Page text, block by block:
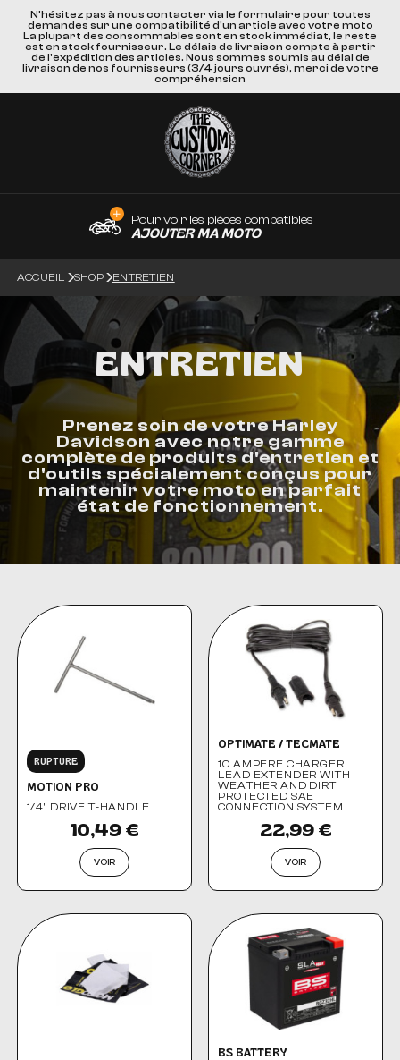
N'hésitez pas à nous contacter via le formulaire pour toutes
demandes sur une compatibilité d'un article avec votre moto
La plupart des consommables sont en stock immédiat, le reste
est en stock fournisseur. Le délais de livraison compte à partir
de l'expédition des articles. Nous sommes soumis au délai de
livraison de nos fournisseurs (3/4 jours ouvrés), merci de votre
compréhension
Pour voir les pièces compatibles
AJOUTER MA MOTO
ACCUEIL SHOP ENTRETIEN
ENTRETIEN
Prenez soin de votre Harley
Davidson avec notre gamme
complète de produits d'entretien et
d'outils spécialement conçus pour
maintenir votre moto en parfait
état de fonctionnement.
RUPTURE
MOTION PRO
1/4" DRIVE T-HANDLE
10,49 €
VOIR
OPTIMATE / TECMATE
10 AMPERE CHARGER
LEAD EXTENDER WITH
WEATHER AND DIRT
PROTECTED SAE
CONNECTION SYSTEM
22,99 €
VOIR
BS BATTERY